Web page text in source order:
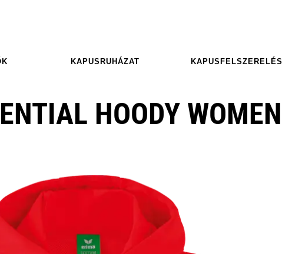
KAPUSRUHÁZAT KAPUSFELSZERELÉS
HOODY WOMEN